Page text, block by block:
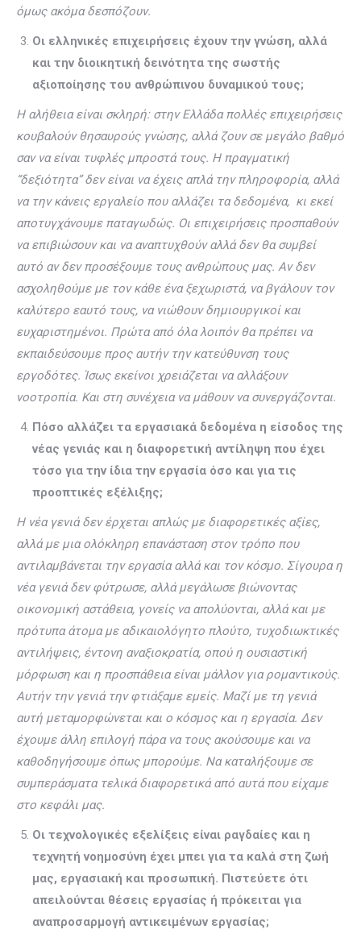
όμως ακόμα δεσπόζουν.
Οι ελληνικές επιχειρήσεις έχουν την γνώση, αλλά
και την διοικητική δεινότητα της σωστής
αξιοποίησης του ανθρώπινου δυναμικού τους;
Η αλήθεια είναι σκληρή: στην Ελλάδα πολλές επιχειρήσεις
κουβαλούν θησαυρούς γνώσης, αλλά ζουν σε μεγάλο βαθμό
σαν να είναι τυφλές μπροστά τους. Η πραγματική
“δεξιότητα” δεν είναι να έχεις απλά την πληροφορία, αλλά
να την κάνεις εργαλείο που αλλάζει τα δεδομένα, κι εκεί
αποτυγχάνουμε παταγωδώς. Οι επιχειρήσεις προσπαθούν
να επιβιώσουν και να αναπτυχθούν αλλά δεν θα συμβεί
αυτό αν δεν προσέξουμε τους ανθρώπους μας. Αν δεν
ασχοληθούμε με τον κάθε ένα ξεχωριστά, να βγάλουν τον
καλύτερο εαυτό τους, να νιώθουν δημιουργικοί και
ευχαριστημένοι. Πρώτα από όλα λοιπόν θα πρέπει να
εκπαιδεύσουμε προς αυτήν την κατεύθυνση τους
εργοδότες. Ίσως εκείνοι χρειάζεται να αλλάξουν
νοοτροπία. Και στη συνέχεια να μάθουν να συνεργάζονται.
Πόσο αλλάζει τα εργασιακά δεδομένα η είσοδος της
νέας γενιάς και η διαφορετική αντίληψη που έχει
τόσο για την ίδια την εργασία όσο και για τις
προοπτικές εξέλιξης;
Η νέα γενιά δεν έρχεται απλώς με διαφορετικές αξίες,
αλλά με μια ολόκληρη επανάσταση στον τρόπο που
αντιλαμβάνεται την εργασία αλλά και τον κόσμο. Σίγουρα η
νέα γενιά δεν φύτρωσε, αλλά μεγάλωσε βιώνοντας
οικονομική αστάθεια, γονείς να απολύονται, αλλά και με
πρότυπα άτομα με αδικαιολόγητο πλούτο, τυχοδιωκτικές
αντιλήψεις, έντονη αναξιοκρατία, οπού η ουσιαστική
μόρφωση και η προσπάθεια είναι μάλλον για ρομαντικούς.
Αυτήν την γενιά την φτιάξαμε εμείς. Μαζί με τη γενιά
αυτή μεταμορφώνεται και ο κόσμος και η εργασία. Δεν
έχουμε άλλη επιλογή πάρα να τους ακούσουμε και να
καθοδηγήσουμε όπως μπορούμε. Να καταλήξουμε σε
συμπεράσματα τελικά διαφορετικά από αυτά που είχαμε
στο κεφάλι μας.
Οι τεχνολογικές εξελίξεις είναι ραγδαίες και η
τεχνητή νοημοσύνη έχει μπει για τα καλά στη ζωή
μας, εργασιακή και προσωπική. Πιστεύετε ότι
απειλούνται θέσεις εργασίας ή πρόκειται για
αναπροσαρμογή αντικειμένων εργασίας;